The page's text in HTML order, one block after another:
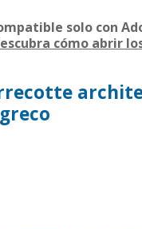
solo con
cómo abrir